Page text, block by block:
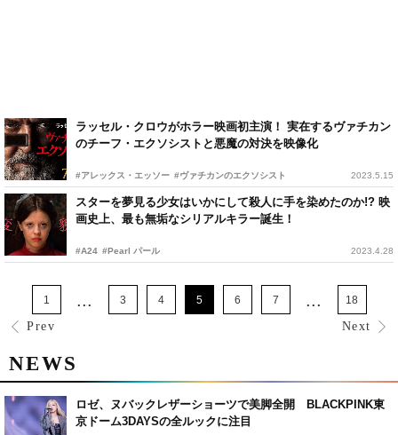
ラッセル・クロウがホラー映画初主演！ 実在するヴァチカン
のチーフ・エクソシストと悪魔の対決を映像化
#アレックス・エッソー #ヴァチカンのエクソシスト 2023.5.15
スターを夢見る少女はいかにして殺人に手を染めたのか!? 映
画史上、最も無垢なシリアルキラー誕生！
#A24 #Pearl パール 2023.4.28
Prev
1 ... 3 4 5 6 7 ... 18
Next
NEWS
ロゼ、ヌバックレザーショーツで美脚全開 BLACKPINK東
京ドーム3DAYSの全ルックに注目